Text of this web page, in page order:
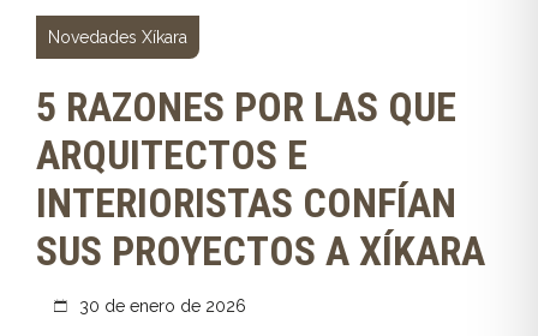
Novedades Xíkara
5 RAZONES POR LAS QUE
ARQUITECTOS E
INTERIORISTAS CONFÍAN
SUS PROYECTOS A XÍKARA
30 de enero de 2026